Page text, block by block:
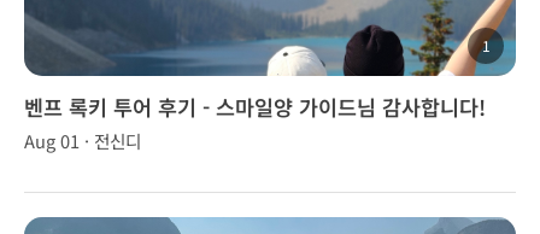
1
벤프 록키 투어 후기 - 스마일양 가이드님 감사합니다!
Aug 01 · 전신디